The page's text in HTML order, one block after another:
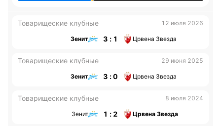
Товарищеские клубные 12 июля 2026
Зенит 3 : 1 Црвена Звезда
Товарищеские клубные 29 июня 2025
Зенит 3 : 0 Црвена Звезда
Товарищеские клубные 8 июля 2024
Зенит 1 : 2 Црвена Звезда